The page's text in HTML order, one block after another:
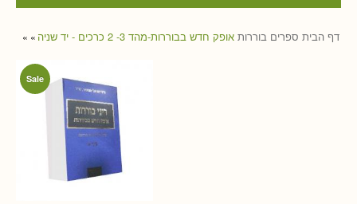
דף הבית » ספרים בוררות » אופק חדש בבוררות-מהד 3- 2 כרכים - יד שניה
Sale